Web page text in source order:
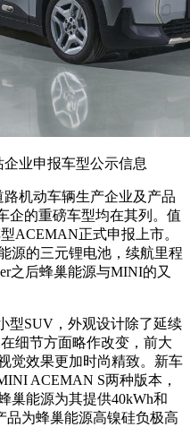
业申报车型公示信息
机动车辆生产企业及产品
企的重磅车型均在其列。值
ACEMAN正式申报上市。
源的三元锂电池，续航里程
之后蜂巢能源与MINI的又
型SUV，外观设计除了延续
细节方面略作改变，前大
觉效果更加时尚精致。新车
ACEMAN S两种版本，
巢能源为其提供40kWh和
品为蜂巢能源高镍硅负极高